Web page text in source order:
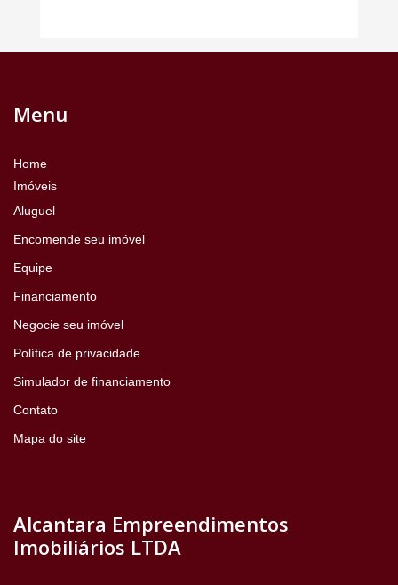
Menu
Home
Imóveis
Aluguel
Encomende seu imóvel
Equipe
Financiamento
Negocie seu imóvel
Política de privacidade
Simulador de financiamento
Contato
Mapa do site
Alcantara Empreendimentos
Imobiliários LTDA